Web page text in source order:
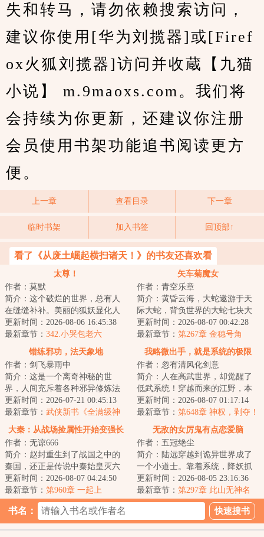
失和转马，请勿依赖搜索访问，
建议你使用[华为刘揽器]或[Firef
ox火狐刘揽器]访问并收蔵【九猫
小说】 m.9maoxs.com。我们将
会持续为你更新，还建议你注册
会员使用书架功能追书阅读更方
便。
上一章 查看目录 下一章
临时书架 加入书签 回顶部↑
看了《从废土崛起横扫诸天！》的书友还喜欢看
太尊！
作者：莫默
简介：这个破烂的世界，总有人
在缝缝补补。美丽的狐妖显化人
身，毛茸茸的尾巴在身后摇曳生
姿，望着少年：...
更新时间：2026-08-06 16:45:38
最新章节： 342.小哭包老六
矢车菊魔女
作者：青空乐章
简介：黄昏云海，大蛇遨游于天
际大蛇，背负世界的大蛇七块大
陆于蛇背之上起伏，亿万生灵随
之于云海飘摇这...
更新时间：2026-08-07 00:42:28
最新章节： 第267章 金穗号角
错练邪功，法天象地
作者：剑飞暴雨中
简介：这是一个离奇神秘的世
界，人间充斥着各种邪异修炼法
门，人一旦修炼，轻者容貌性情
变化，入魔发癫，...
更新时间：2026-07-21 00:45:13
最新章节： 武侠新书《全满级神
功，全江湖只有我能练成》
我略微出手，就是系统的极限
作者：忽有清风化剑意
简介：人在高武世界，却觉醒了
低武系统！穿越而来的江野，本
已经对金手指彻底失望。没想
到......只要获得...
更新时间：2026-08-07 01:17:14
最新章节： 第648章 神权，剥夺！
（二合一求月票）
大秦：从战场捡属性开始变强长
作者：无谅666
简介：赵封重生到了战国之中的
秦国，还正是传说中秦始皇灭六
国一统天下的时期，年龄到了被
征召入伍，分配...
更新时间：2026-08-07 04:24:50
最新章节： 第960章 一起上
无敌的女厉鬼有点恋爱脑
作者：五冠绝尘
简介：陆远穿越到诡异世界成了
一个小道士。靠着系统，降妖抓
鬼在关外这一地界小有名气。直
到有一天出任务...
更新时间：2026-08-05 23:16:36
最新章节： 第297章 此山无神名
书名：